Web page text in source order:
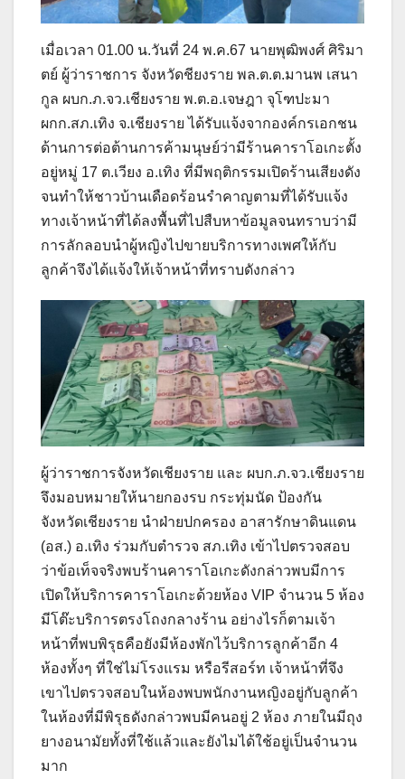
เมื่อเวลา 01.00 น.วันที่ 24 พ.ค.67 นายพุฒิพงศ์ ศิริมา
ตย์ ผู้ว่าราชการ จังหวัดชียงราย พล.ต.ต.มานพ เสนา
กูล ผบก.ภ.จว.เชียงราย พ.ต.อ.เจษฎา จุโฑปะมา
ผกก.สภ.เทิง จ.เชียงราย ได้รับแจ้งจากองค์กรเอกชน
ด้านการต่อต้านการค้ามนุษย์ว่ามีร้านคาราโอเกะตั้ง
อยู่หมู่ 17 ต.เวียง อ.เทิง ที่มีพฤติกรรมเปิดร้านเสียงดัง
จนทำให้ชาวบ้านเดือดร้อนรำคาญตามที่ได้รับแจ้ง
ทางเจ้าหน้าที่ได้ลงพื้นที่ไปสืบหาข้อมูลจนทราบว่ามี
การลักลอบนำผู้หญิงไปขายบริการทางเพศให้กับ
ลูกค้าจึงได้แจ้งให้เจ้าหน้าที่ทราบดังกล่าว
ผู้ว่าราชการจังหวัดเชียงราย และ ผบก.ภ.จว.เชียงราย
จึงมอบหมายให้นายกองรบ กระทุ่มนัด ป้องกัน
จังหวัดเชียงราย นำฝ่ายปกครอง อาสารักษาดินแดน
(อส.) อ.เทิง ร่วมกับตำรวจ สภ.เทิง เข้าไปตรวจสอบ
ว่าข้อเท็จจริงพบร้านคาราโอเกะดังกล่าวพบมีการ
เปิดให้บริการคาราโอเกะด้วยห้อง VIP จำนวน 5 ห้อง
มีโต๊ะบริการตรงโถงกลางร้าน อย่างไรก็ตามเจ้า
หน้าที่พบพิรุธคือยังมีห้องพักไว้บริการลูกค้าอีก 4
ห้องทั้งๆ ที่ใช่ไม่โรงแรม หรือรีสอร์ท เจ้าหน้าที่จึง
เขาไปตรวจสอบในห้องพบพนักงานหญิงอยู่กับลูกค้า
ในห้องที่มีพิรุธดังกล่าวพบมีคนอยู่ 2 ห้อง ภายในมีถุง
ยางอนามัยทั้งที่ใช้แล้วและยังไมได้ใช้อยู่เป็นจำนวน
มาก